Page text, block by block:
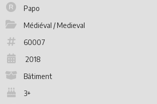
Papo
Médiéval / Medieval
60007
2018
Bâtiment
3+